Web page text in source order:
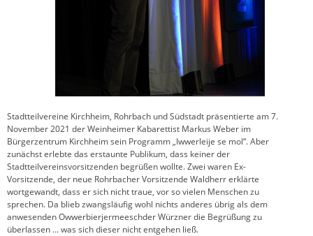
Stadtteilvereine Kirchheim, Rohrbach und Südstadt präsentierte am 7.
November 2021 der Weinheimer Kabarettist Markus Weber im
Bürgerzentrum Kirchheim sein Programm „Iwwerleije se mol“. Aber
zunächst erlebte das erstaunte Publikum, dass keiner der
Stadtteilvereinsvorsitzenden begrüßen wollte. Zwei waren Ex-
Vorsitzende, der neue Rohrbacher Vorsitzende Waldherr erklärte
wortgewandt, dass er sich nicht traue, vor so vielen Menschen zu
sprechen. Da blieb zwangsläufig wohl nichts anderes übrig als dem
anwesenden Owwerbierjermeeschder Würzner die Begrüßung zu
überlassen … was sich dieser nicht entgehen ließ.